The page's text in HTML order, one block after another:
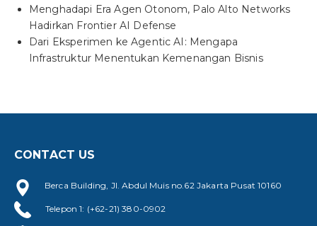
Menghadapi Era Agen Otonom, Palo Alto Networks
Hadirkan Frontier AI Defense
Dari Eksperimen ke Agentic AI: Mengapa
Infrastruktur Menentukan Kemenangan Bisnis
CONTACT US
Berca Building, Jl. Abdul Muis no.62 Jakarta Pusat 10160
Telepon 1: (+62-21) 380-0902